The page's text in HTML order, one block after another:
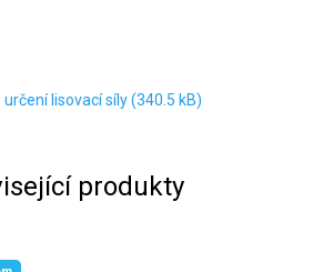
lisovací síly (340.5 kB)
produkty